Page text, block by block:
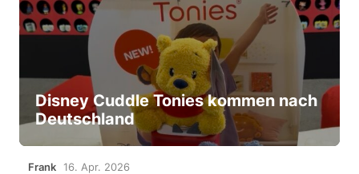
Disney Cuddle Tonies kommen nach
Deutschland
Frank 16. Apr. 2026